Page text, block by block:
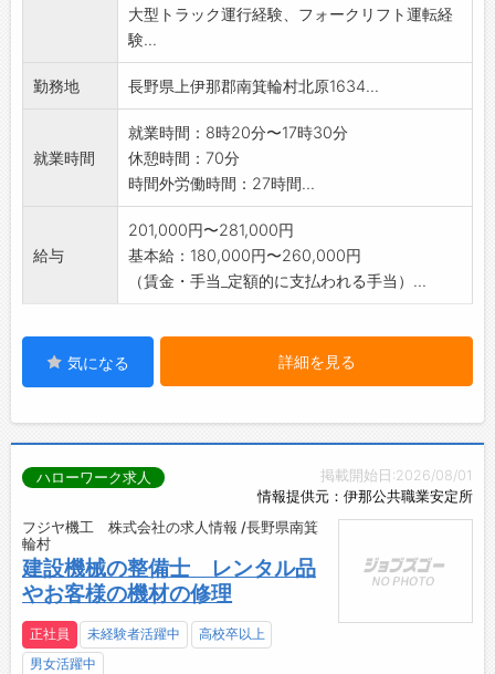
大型トラック運行経験、フォークリフト運転経
験...
勤務地 長野県上伊那郡南箕輪村北原1634...
就業時間
就業時間：8時20分〜17時30分
休憩時間：70分
時間外労働時間：27時間...
給与
201,000円〜281,000円
基本給：180,000円〜260,000円
（賃金・手当_定額的に支払われる手当）...
気になる 詳細を見る
掲載開始日:2026/08/01
情報提供元：伊那公共職業安定所
ハローワーク求人
フジヤ機工 株式会社の求人情報 /長野県南箕
輪村
建設機械の整備士 レンタル品
やお客様の機材の修理
正社員 未経験者活躍中
高校卒以上
男女活躍中